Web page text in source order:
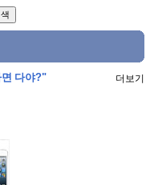
다야?" 더보기